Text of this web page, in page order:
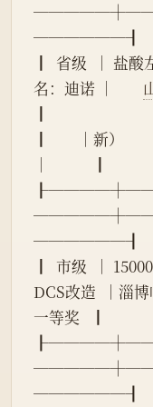
──────┨
┃  省级  │ 盐酸
名：迪诺 │
┃
┃        │新）
│            ┃
──────┨
┃  市级  │
DCS改造  │淄博
一等奖   ┃
──────┨